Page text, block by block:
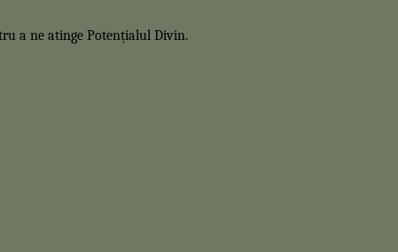
a ne atinge Potențialul Divin.